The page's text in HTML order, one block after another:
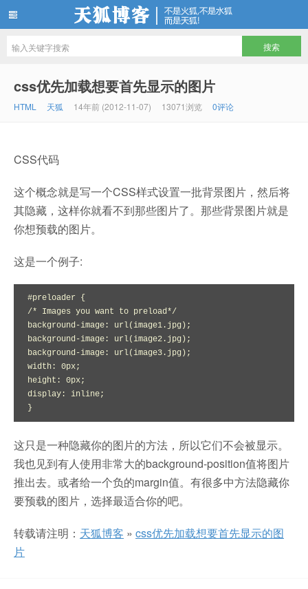
css优先加载想要首先显示的图片
HTML 天狐 14年前 (2012-11-07) 13071浏览 0评论
CSS代码
这个概念就是写一个CSS样式设置一批背景图片，然后将
其隐藏，这样你就看不到那些图片了。那些背景图片就是
你想预载的图片。
这是一个例子:
#preloader {
/* Images you want to preload*/
background-image: url(image1.jpg);
background-image: url(image2.jpg);
background-image: url(image3.jpg);
width: 0px;
height: 0px;
display: inline;
}
这只是一种隐藏你的图片的方法，所以它们不会被显示。
我也见到有人使用非常大的background-position值将图片
推出去。或者给一个负的margin值。有很多中方法隐藏你
要预载的图片，选择最适合你的吧。
转载请注明： 天狐博客 » css优先加载想要首先显示的图
片